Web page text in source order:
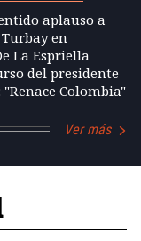
aplauso a
en
La Espriella
del presidente
Colombia"
Ver más